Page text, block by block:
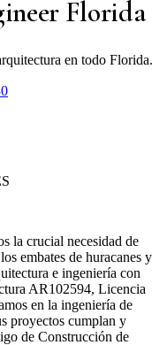
Florida
en todo Florida.
la crucial necesidad de
embates de huracanes y
e ingeniería con
AR102594, Licencia
en la ingeniería de
proyectos cumplan y
de Construcción de